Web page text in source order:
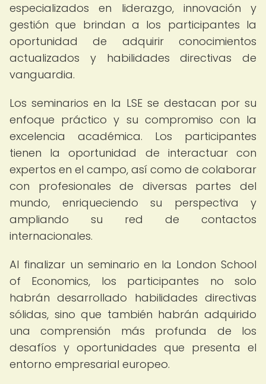
especializados en liderazgo, innovación y
gestión que brindan a los participantes la
oportunidad de adquirir conocimientos
actualizados y habilidades directivas de
vanguardia.
Los seminarios en la LSE se destacan por su
enfoque práctico y su compromiso con la
excelencia académica. Los participantes
tienen la oportunidad de interactuar con
expertos en el campo, así como de colaborar
con profesionales de diversas partes del
mundo, enriqueciendo su perspectiva y
ampliando su red de contactos
internacionales.
Al finalizar un seminario en la London School
of Economics, los participantes no solo
habrán desarrollado habilidades directivas
sólidas, sino que también habrán adquirido
una comprensión más profunda de los
desafíos y oportunidades que presenta el
entorno empresarial europeo.